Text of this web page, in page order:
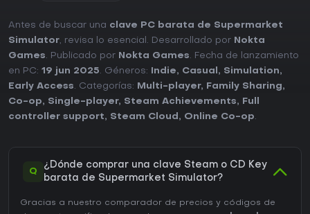
Antes de buscar una clave PC barata de Supermarket
Simulator, revisa lo esencial. Desarrollado por Nokta
Games. Publicado por Nokta Games. Fecha de lanzamiento
en PC: 19 jun 2025. Géneros: Indie, Casual , Simulation,
Early Access. Categorías: Multi-player, Family Sharing,
Co-op, Single-player, Steam Achievements,
Full
controller support, Steam Cloud , Online Co-op.
Q
¿Dónde comprar una clave Steam o CD Key
barata de Supermarket Simulator?
Gracias a nuestro comparador de precios y códigos de